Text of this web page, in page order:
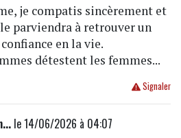
je compatis sincèrement et
parviendra à retrouver un
en la vie.
détestent les femmes...
Signaler
le 14/06/2026 à 04:07